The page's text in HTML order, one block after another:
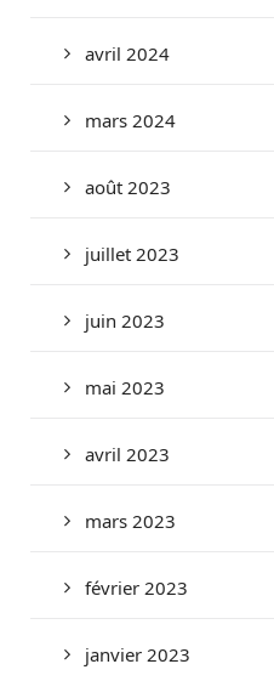
avril 2024
mars 2024
août 2023
juillet 2023
juin 2023
mai 2023
avril 2023
mars 2023
février 2023
janvier 2023